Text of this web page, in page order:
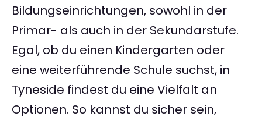
Bildungseinrichtungen, sowohl in der
Primar- als auch in der Sekundarstufe.
Egal, ob du einen Kindergarten oder
eine weiterführende Schule suchst, in
Tyneside findest du eine Vielfalt an
Optionen. So kannst du sicher sein,